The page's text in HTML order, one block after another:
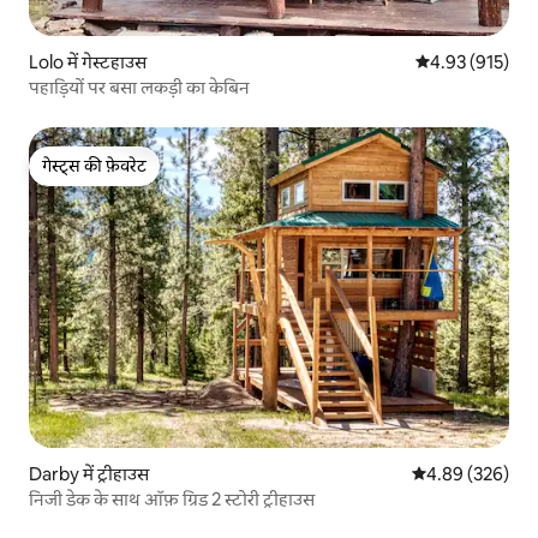
Lolo में गेस्टहाउस औसत रेटिंग 5 में से
4.93 (915)
पहाड़ियों पर बसा लकड़ी का केबिन
गेस्ट्स की फ़ेवरेट
गेस्ट्स की फ़ेवरेट
Darby में ट्रीहाउस औसत रेटिंग 5 में से
4.89 (326)
निजी डेक के साथ ऑफ़ ग्रिड 2 स्टोरी ट्रीहाउस